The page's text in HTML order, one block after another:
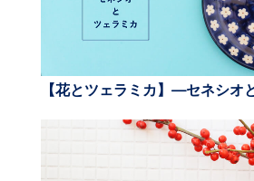
【花とツェラミカ】—セネシ